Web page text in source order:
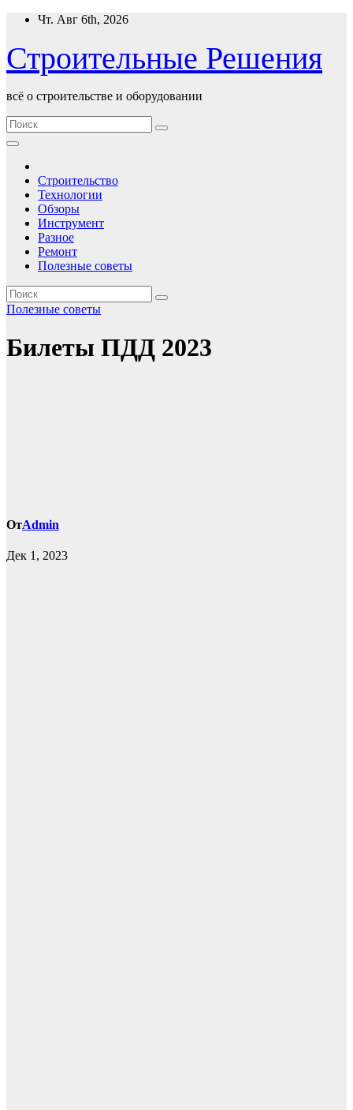
Перейти
содержимому
Чт. Авг 6th, 2026
Строительные Решения
всё о строительстве и оборудовании
Строительство
Технологии
Обзоры
Инструмент
Разное
Ремонт
Полезные советы
Полезные советы
Билеты ПДД 2023
ОтAdmin
Дек 1, 2023